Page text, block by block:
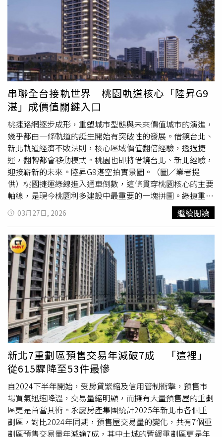
長張麗莉即是血淋淋案例，她告訴CTWANT記者，龍寶在台
中近期交屋的案子，有近半戶數總價都超過台中豪宅貸款門
檻，4年前買賣條件可貸款55%，現在降為3成，導致近3成
的客戶面臨自備款不足。王瑞祺表示，這種案例在都會地區
很普遍，在此情況下，即使央行第二戶貸款略為鬆綁，仍難
以解決高總價產品的資金斷鍊問題，進而增加買賣雙方違約
與交易糾紛的風險。再回頭看看台北市，目前新建案平均單
價普遍站上120萬元，凡權狀50坪、室內30餘坪的新房，加
上車位總價即可能突破7,000萬元門檻。室內空間30坪即被
認定為豪宅，讓不少業者形容「政策導致市場畸形」。代銷
公會全聯會理事長戴嘉聖表示，有許多換屋需求的客戶，自
備款不夠，為了避免觸碰豪宅門檻，建商只能總價除上房價
來決定坪數。（圖／林榮芳攝）不動產代銷公會全聯會理事
長戴嘉聖就感嘆，這幾年全台房價都往上跑，政府對於豪宅
的認定金額卻一直沒動，早已和市場嚴重脫節，現在購買大
坪數產品必須先自備現金幾千萬元起跳，一般換屋族根本拿
不出這麼多現金，導致總價破豪宅線的產品都成了「票房毒
藥」，也逼得建商坪數只能越蓋越小。根據各地方平均成交
單價對應豪宅應有的百坪標準，新聯陽董事長王志祥建議，
台北市豪宅門檻應該提升到1.2億元，台中市也要調整到
5,000萬元，至於新北市和其他縣市則維持6,000萬元和
4,000萬元即可，「目前的豪宅門檻是10年前訂的，豪宅認
定標準應該也要與時俱進！」儘管政策門檻對一般
造
成壓力，但他認為，對頂端客而言，貸款並非首要考量，決
定出手的關鍵在於產品的「絕對稀缺性」與「精準定位」。
王志祥觀察，這群客戶追求的是「比現有住家更高規格」的
升級體驗，例如國際級的團隊，或是豪宅車道的坡道比需達
到1:10至1:12，車位寬度至少2.75米…等細節規畫；此外，
比起單戶300坪的規劃，每戶約100坪、一次購入多戶的配
置更能精準切中這類客戶的需求。總結來看北市豪宅市場，
建商對產品細節的掌握度與定位策略，才是能否在高端住宅
市場脫穎而出的關鍵。
在新北市是否真的存在「不用賣肝也能買得起」的房子？隨
著市場討論度升高，「松陽馥麗」因一支開箱影片宣傳造成
房市討論焦點。相較於多數新建案動輒需百萬元以上簽約
金，「松陽馥麗」透過低門檻入主與裝潢配套，有效降低購
屋初期壓力。房市觀察人士指出，對首購族而言，資金門檻
與交屋後裝修成本往往是兩大負擔，此類整合型方案可望提
升進場意願。產品規劃上，該案主打2至3房純住宅設計，一
層五戶搭配雙電梯，鎖定小家庭與自住客群。格局配置以實
用與機能為導向，兼顧客廳、臥室與收納空間，回應現代家
庭的生活需求。基地位於永寧站生活圈，步行可達捷運，同
時享有成熟商圈與學區資源，具備穩定居住需求基礎。交通
發展上，除既有板南線外，未來尚有三鶯線與萬大線銜接，
現有北二高與65快速道路，提升區域連結性。交通便利性是
購屋的首要考量，捷運路網逐步到位，其中永寧轉運站更可
直達桃園機場，更具備強大的保值與增值潛力。國際大師團
隊聯手打造為了匹配這塊珍稀土地，「松陽馥麗」在建築規
劃上展現了極高規格的誠意。松陽機構走過35年，特別延請
擁有70年歷史、曾參與東京羽田機場與北陸新幹線工程的
「日本國土開發（JDC）」負責營造，以日系究極精工確保
建築安全。設計團隊更是一時之選，包括審議級建築師周劍
平、橫掃國際設計大獎的空間設計師王正行、信義豪宅御用
景觀大師蘇瑞泉、摩天樓結構權威劉勇男，以及曾操刀國父
紀念館與北京鳥巢燈光的袁宗南大師。這支全明星隊伍，將
以國際級的視野與工法，為土城打造一座融合科技、人文與
自然的永續地標。公設空間由德國紅點設計大獎設計大師所
規劃「工一設計」。（圖／業者提供）面對建中北一女的搖
籃 萬坪森林森活養生除此之外，軟實力的其他生活機能更
是吸引家庭客群的關鍵。「松陽馥麗」面對新北公立升學率
第一的「土城國中」及附設幼兒園，家門對面即是校門，加
上周邊預定3700坪的「You-niverse」青創基地，為孩子打
造了從基礎教育到創新實踐的完整成長路徑。「松陽馥麗」
周邊還有都會中難得的自然環境，環繞著天上山、向天山、
文筆山三大森林步道，萬坪綠意成為日常風景；住戶不必刻
意養生，只要推開窗或下樓散步，森林芬多精就能為身心充
電，實現真正的「森活」品質。五率國際地產行銷副總吳雅
斯表示「松陽馥麗」為目前土城區最強新建案，從地段條
件、建築團隊、建材規劃與付款方式都是遠遠超越消費者期
串聯全台接軌世界 桃園軌道核心「陸昇G9
湛」成價值關鍵入口
桃捷路網逐步成形，重塑城市型態與未來價值城市的演進，
幾乎都由一條軌道的誕生開始有突破性的發展。借鏡台北、
新北軌道經濟不敗法則，核心區域價值翻倍經驗，透過捷
運，翻轉都會移動模式。桃園也即將借鏡台北、新北經驗，
迎接嶄新的未來。陸昇G9湛空拍實景圖。（圖／業者提
供）桃園捷運綠線進入通車倒數，這條貫穿桃園核心的主要
軸線，是現今桃園利多建設中最重要的一塊拼圖。綠捷重要
的熱點，包含G11藝文特區，G07桃園車站等重要核心，縫
合因距離產生的機能差異，讓不同區域之間可快速共享生
活。隨捷運路網陸續到位，預計2034年全數完工，屆時捷
運可觸及的範圍，都將成為民眾的生活場域。「陸昇G9
湛」中正大道門牌價值，完熟生活圈「中正路」自古以來就
是連接各地核心的重要角色，從桃園車站到百貨林立的站前
商圈，百年累積的商業能量與完整機能，讓中正大道具備成
熟且便利的生活環境，在捷運即將通車的條件下，既有生活
圈得以直接升級，讓中正路門牌的價值如虎添翼，遵循軌道
經濟法則，未來捷運通車後，勢必迎接補漲紅利。陸昇G9
湛交通示意圖。（圖／業者提供）「陸昇G9湛」豪宅
DNA，陸昇建設&六大營造聯袂精築「陸昇G9湛」座落中正
路黃金門牌，由知名建商陸昇建設與六大營造強強聯手投資
興建、由五十甲廣告企劃銷售，一方面承接豐沛生活機能，
另一方面掌握桃園未來的交通軸線。同側步行捷運G09站僅
約220米，兩站G07桃園車站轉乘台鐵，兩站G11藝文特區
享受商業繁華，一線轉乘機捷或連接雙北。桃園全新移動模
式，提前卡位捷運開通前絕佳起漲點。個案推出進化1+1到
3房的規劃，搭配國際級建材配備，如全棟全戶淨水再搭配
可調溫廚下飲水機；除了吸氣閥還搭配總存水彎、Showa鋁
03月27日, 2026 繼續閱讀
新北7重劃區預售交易年減破7成 「這裡」
從615驟降至53件最慘
自2024下半年開始，受房貸緊縮及信用管制衝擊，預售市
場買氣迅速降溫，交易量縮明顯，而擁有大量預售屋的重劃
區更是首當其衝。永慶房產集團統計2025年新北市各個重
劃區，對比2024年同期，預售屋交易量的變化，共有7個重
劃區預售交易量年減逾7成，其中土城的暫緩重劃區更是年